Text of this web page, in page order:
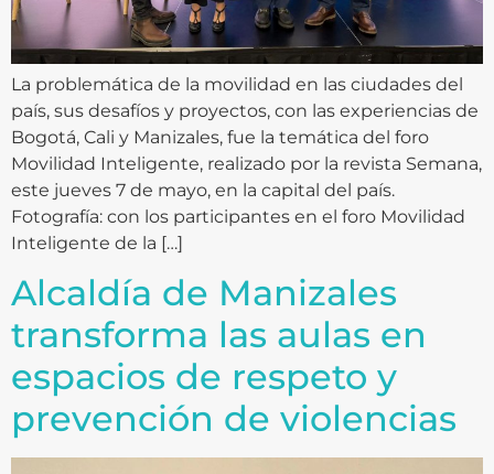
La problemática de la movilidad en las ciudades del
país, sus desafíos y proyectos, con las experiencias de
Bogotá, Cali y Manizales, fue la temática del foro
Movilidad Inteligente, realizado por la revista Semana,
este jueves 7 de mayo, en la capital del país.
Fotografía: con los participantes en el foro Movilidad
Inteligente de la […]
Alcaldía de Manizales
transforma las aulas en
espacios de respeto y
prevención de violencias